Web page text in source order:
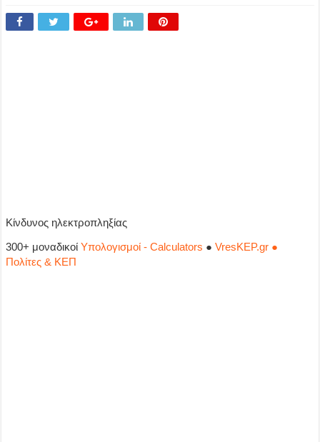
Kίνδυνος ηλεκτροπληξίας
300+ μοναδικοίΥπολογισμοί - Calculators ●VresKEP.gr ●
Πολίτες & ΚΕΠ